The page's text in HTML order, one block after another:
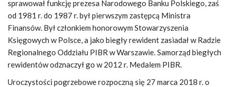
sprawował funkcję prezesa Narodowego Banku Polskiego, zaś
od 1981 r. do 1987 r. był pierwszym zastępcą Ministra
Finansów. Był członkiem honorowym Stowarzyszenia
Księgowych w Polsce, a jako biegły rewident zasiadał w Radzie
Regionalnego Oddziału PIBR w Warszawie. Samorząd biegłych
rewidentów odznaczył go w 2012 r. Medalem PIBR.
Uroczystości pogrzebowe rozpoczną się 27 marca 2018 r. o